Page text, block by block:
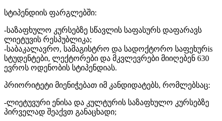
სტიპენდიის ფარგლებში:
-საზაფხულო კურსებზე სწავლის საფასურს დაფარავს
ლიეტუვის რესპუბლიკა;
-საბაკალავრო, სამაგისტრო და სადოქტორო საფეხურis
სტუდენტები, ლექტორები და მკვლევრები მიიღებენ 630
ევროს ოდენობის სტიპენდიას.
პრიორიტეტი მიენიჭებათ იმ კანდიდატებს, რომლებსაც:
-ლიეტუვური ენისა და კულტურის საზაფხულო კურსებზე
პირველად შეაქვთ განაცხადი;